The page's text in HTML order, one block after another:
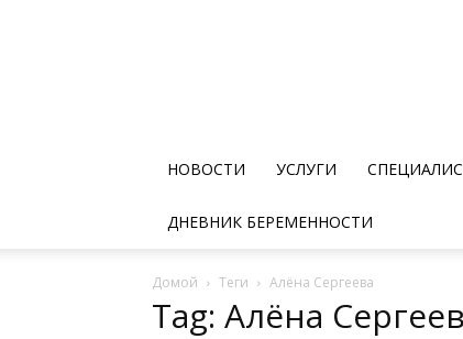
НОВОСТИ УСЛУГИ
ДНЕВНИК БЕРЕМЕННОСТИ
Домой Теги Алёна Сергеева
Tag: Алёна